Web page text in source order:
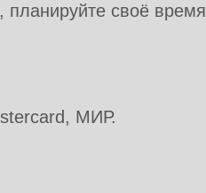
МИР.
планируйте своё время